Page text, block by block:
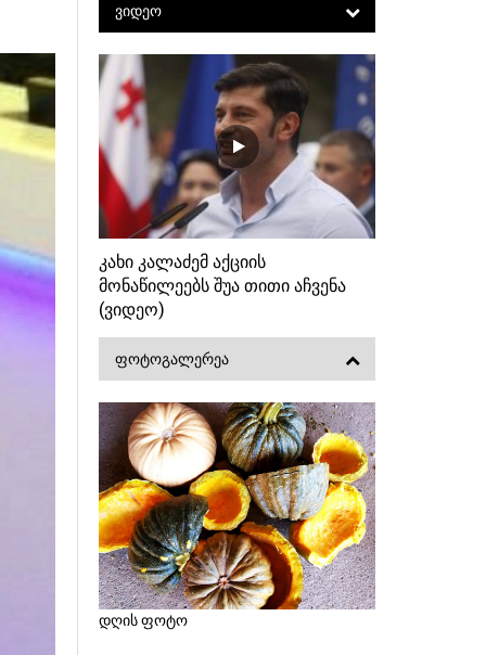
ᲕᲘᲓᲔᲝ
კახი კალაძემ აქციის
მონაწილეებს შუა თითი აჩვენა
(ვიდეო)
ᲤᲝᲢᲝᲒᲐᲚᲔᲠᲔᲐ
დღის ფოტო